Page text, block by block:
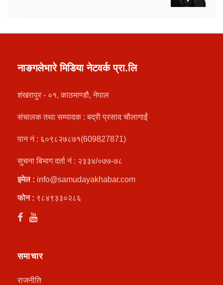
नाङगलेभारे मिडिया नेटवर्क प्रा.लि
शंखरापुर - ०१, काठमाण्डौ, नेपाल
संचालक तथा सम्पादक : बद्री प्रसाद चौलागाईं
पान नं : ६०९८२७८७१(609827871)
सुचना बिभाग दर्ता नं : २३३४/०७७-७८
इमेल : info@samudayakhabar.com
फोन : ९८४९३३०२८६
समाचार
राजनीति